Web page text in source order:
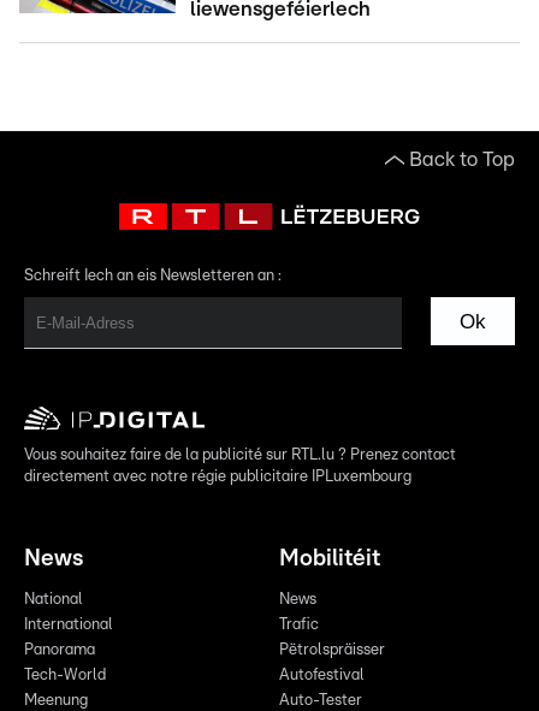
liewensgeféierlech
Back to Top
Schreift Iech an eis Newsletteren an :
Ok
Vous souhaitez faire de la publicité sur RTL.lu ? Prenez contact
directement avec notre régie publicitaire IPLuxembourg
News
National
International
Panorama
Tech-World
Meenung
Mobilitéit
News
Trafic
Pëtrolspräisser
Autofestival
Auto-Tester